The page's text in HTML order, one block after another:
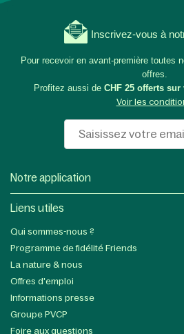
Inscrivez-vous à
Pour recevoir en avant-première toutes
offres.
Profitez aussi de CHF 25 offerts
Voir les
Notre application
Liens utiles​
Qui sommes-nous ?
Programme de fidélité Friends
La nature & nous
Offres d'emploi
Informations presse
Groupe PVCP
Foire aux questions